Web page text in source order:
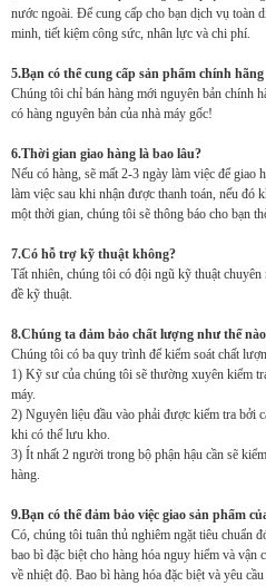
nước ngoài. Để cung cấp cho bạn dịch vụ toàn
minh, tiết kiệm công sức, nhân lực và chi phí.
5.Bạn có thể cung cấp sản phẩm chính
Chúng tôi chỉ bán hàng mới nguyên bản chính
có hàng nguyên bản của nhà máy gốc!
6.Thời gian giao hàng là bao lâu?
Nếu có hàng, sẽ mất 2-3 ngày làm việc để giao
làm việc sau khi nhận được thanh toán, nếu đó
một thời gian, chúng tôi sẽ thông báo cho bạn
7.Có hỗ trợ kỹ thuật không?
Tất nhiên, chúng tôi có đội ngũ kỹ thuật
đề kỹ thuật.
8.Chúng ta đảm bảo chất lượng như thế
Chúng tôi có ba quy trình để kiểm soát chất
1) Kỹ sư của chúng tôi sẽ thường xuyên kiểm
máy.
2) Nguyên liệu đầu vào phải được kiểm tra bởi
khi có thể lưu kho.
3) Ít nhất 2 người trong bộ phận hậu cần sẽ
hàng.
9.Bạn có thể đảm bảo việc giao sản phẩm
Có, chúng tôi tuân thủ nghiêm ngặt tiêu chuẩn
bao bì đặc biệt cho hàng hóa nguy hiểm và vận
về nhiệt độ. Bao bì hàng hóa đặc biệt và yêu